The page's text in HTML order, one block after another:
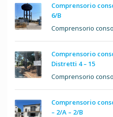
Comprensorio
6/B
Comprensorio
Comprensorio
Distretti 4 – 15
Comprensorio
Comprensorio
– 2/A – 2/B